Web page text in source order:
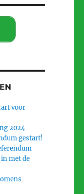
voor
2024
gestart!
met de